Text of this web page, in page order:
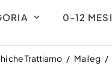
0-12 MESI
che Trattiamo Maileg